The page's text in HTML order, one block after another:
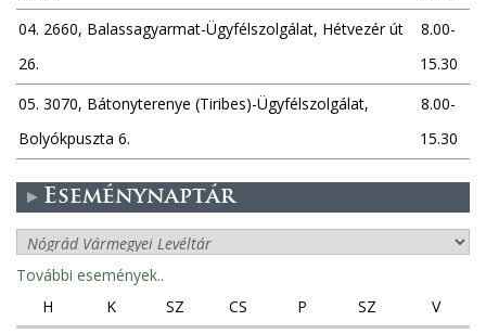
04. 2660, Balassagyarmat-Ügyfélszolgálat, Hétvezér út
26.
8.00-
15.30
05. 3070, Bátonyterenye (Tiribes)-Ügyfélszolgálat,
Bolyókpuszta 6.
8.00-
15.30
Eseménynaptár
További események..
H
K SZ CS P SZ
V